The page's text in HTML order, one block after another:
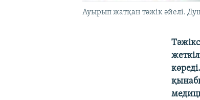
Ауырып жатқан тәжік әйелі.